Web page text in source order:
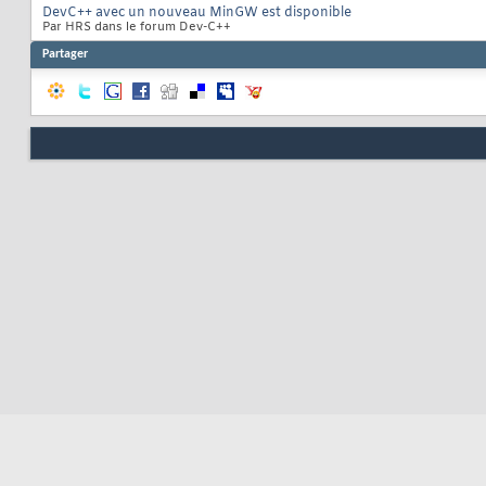
DevC++ avec un nouveau MinGW est disponible
Par HRS dans le forum Dev-C++
Partager